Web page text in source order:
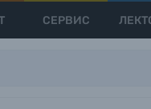
СЕРВИС